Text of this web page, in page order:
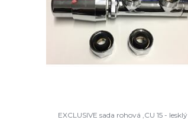
EXCLUSIVE sada rohová ,CU 15 - lesklý